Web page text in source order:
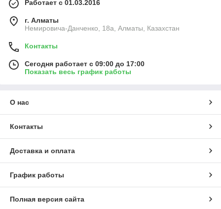
Работает с 01.03.2016
г. Алматы
Немировича-Данченко, 18а, Алматы, Казахстан
Контакты
Сегодня работает с 09:00 до 17:00
Показать весь график работы
О нас
Контакты
Доставка и оплата
График работы
Полная версия сайта